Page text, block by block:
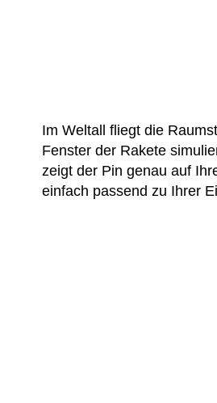
Im Weltall fliegt die
Fenster der Rakete
zeigt der Pin genau auf
einfach passend zu Ihrer